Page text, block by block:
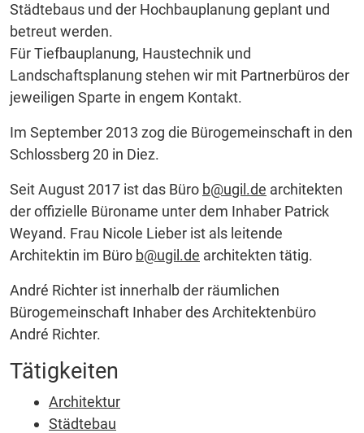
Städtebaus und der Hochbauplanung geplant und
betreut werden.
Für Tiefbauplanung, Haustechnik und
Landschaftsplanung stehen wir mit Partnerbüros der
jeweiligen Sparte in engem Kontakt.
Im September 2013 zog die Bürogemeinschaft in den
Schlossberg 20 in Diez.
Seit August 2017 ist das Büro b@ugil.de architekten
der offizielle Büroname unter dem Inhaber Patrick
Weyand. Frau Nicole Lieber ist als leitende
Architektin im Büro b@ugil.de architekten tätig.
André Richter ist innerhalb der räumlichen
Bürogemeinschaft Inhaber des Architektenbüro
André Richter.
Tätigkeiten
Architektur
Städtebau